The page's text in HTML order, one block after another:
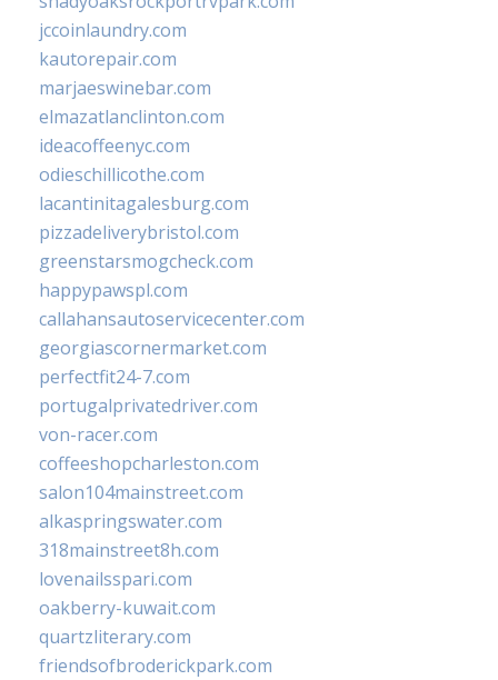
jccoinlaundry.com
kautorepair.com
marjaeswinebar.com
elmazatlanclinton.com
ideacoffeenyc.com
odieschillicothe.com
lacantinitagalesburg.com
pizzadeliverybristol.com
greenstarsmogcheck.com
happypawspl.com
callahansautoservicecenter.com
georgiascornermarket.com
perfectfit24-7.com
portugalprivatedriver.com
von-racer.com
coffeeshopcharleston.com
salon104mainstreet.com
alkaspringswater.com
318mainstreet8h.com
lovenailsspari.com
oakberry-kuwait.com
quartzliterary.com
friendsofbroderickpark.com